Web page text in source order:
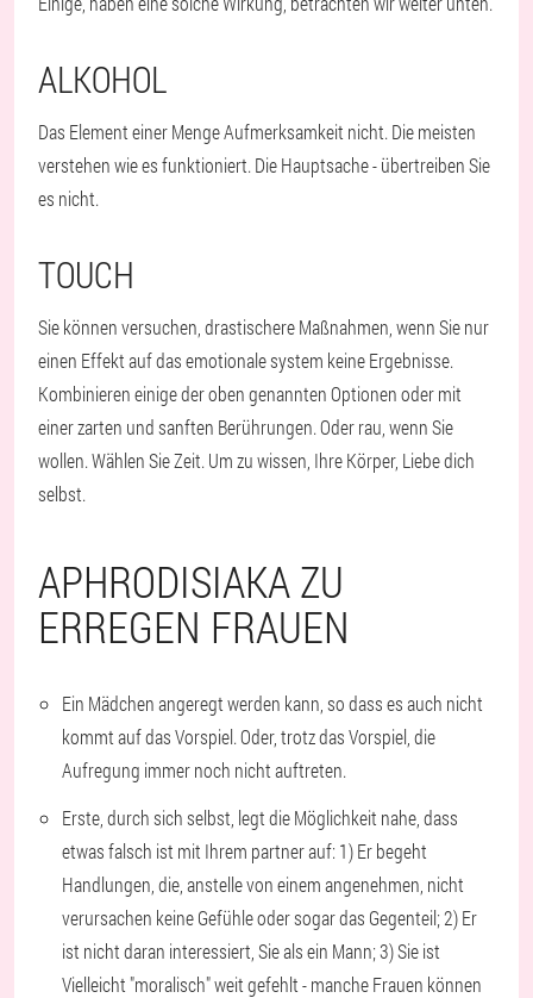
ALKOHOL
Das Element einer Menge Aufmerksamkeit nicht. Die meisten
verstehen wie es funktioniert. Die Hauptsache - übertreiben Sie
es nicht.
TOUCH
Sie können versuchen, drastischere Maßnahmen, wenn Sie nur
einen Effekt auf das emotionale system keine Ergebnisse.
Kombinieren einige der oben genannten Optionen oder mit
einer zarten und sanften Berührungen. Oder rau, wenn Sie
wollen. Wählen Sie Zeit. Um zu wissen, Ihre Körper, Liebe dich
selbst.
APHRODISIAKA ZU
ERREGEN FRAUEN
Ein Mädchen angeregt werden kann, so dass es auch nicht
kommt auf das Vorspiel. Oder, trotz das Vorspiel, die
Aufregung immer noch nicht auftreten.
Erste, durch sich selbst, legt die Möglichkeit nahe, dass
etwas falsch ist mit Ihrem partner auf: 1) Er begeht
Handlungen, die, anstelle von einem angenehmen, nicht
verursachen keine Gefühle oder sogar das Gegenteil; 2) Er
ist nicht daran interessiert, Sie als ein Mann; 3) Sie ist
Vielleicht "moralisch" weit gefehlt - manche Frauen können